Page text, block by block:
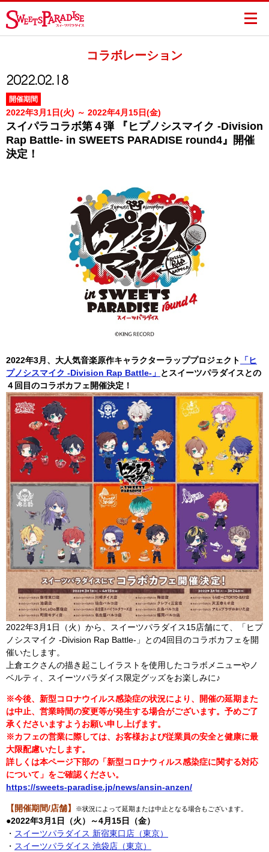
コラボレーション
2022.02.18
開催期間
2022年3月1日(火) ～ 2022年4月15日(金)
スイパラコラボ第４弾 『ヒプノシスマイク -Division
Rap Battle- in SWEETS PARADISE round4』開催
決定！
2022年3月、大人気音楽原作キャラクターラッププロジェクト
「ヒ
プノシスマイク -Division Rap Battle-」 とスイーツパラダイスとの
４回目のコラボカフェ開催決定！
2022年3月1日（火）から、スイーツパラダイス15店舗にて、「ヒプ
ノシスマイク -Division Rap Battle-」との4回目のコラボカフェを開
催いたします。
上倉エクさんの描き起こしイラストを使用したコラボメニューやノ
ベルティ、スイーツパラダイス限定グッズをお楽しみに♪
※今後、新型コロナウイルス感染症の状況により、開催の延期また
は中止、営業時間の変更等が発生する場合がございます。予めご了
承くださいますようお願い申し上げます。
※カフェの営業に際しては、お客様および従業員の安全と健康に最
大限配慮いたします。
詳しくは本ページ下部の「新型コロナウィルス感染症に関する対応
について」をご確認ください。
https://sweets-paradise.jp/news/ansin-anzen/
【開催期間/店舗】 ※状況によって延期または中止となる場合もございます。
●2022年3月1日（火）～4月15日（金）
・ スイーツパラダイス 新宿東口店（東京）
・ スイーツパラダイス 池袋店（東京）